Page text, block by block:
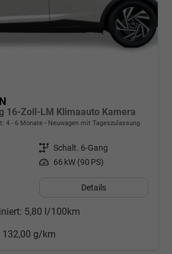
16-Zoll-LM Klimaauto Kamera
4 - 6 Monate Neuwagen mit Tageszulassung
Getriebe Schalt. 6-Gang
Leistung 66 kW (90 PS)
Details
5,80 l/100km
132,00 g/km